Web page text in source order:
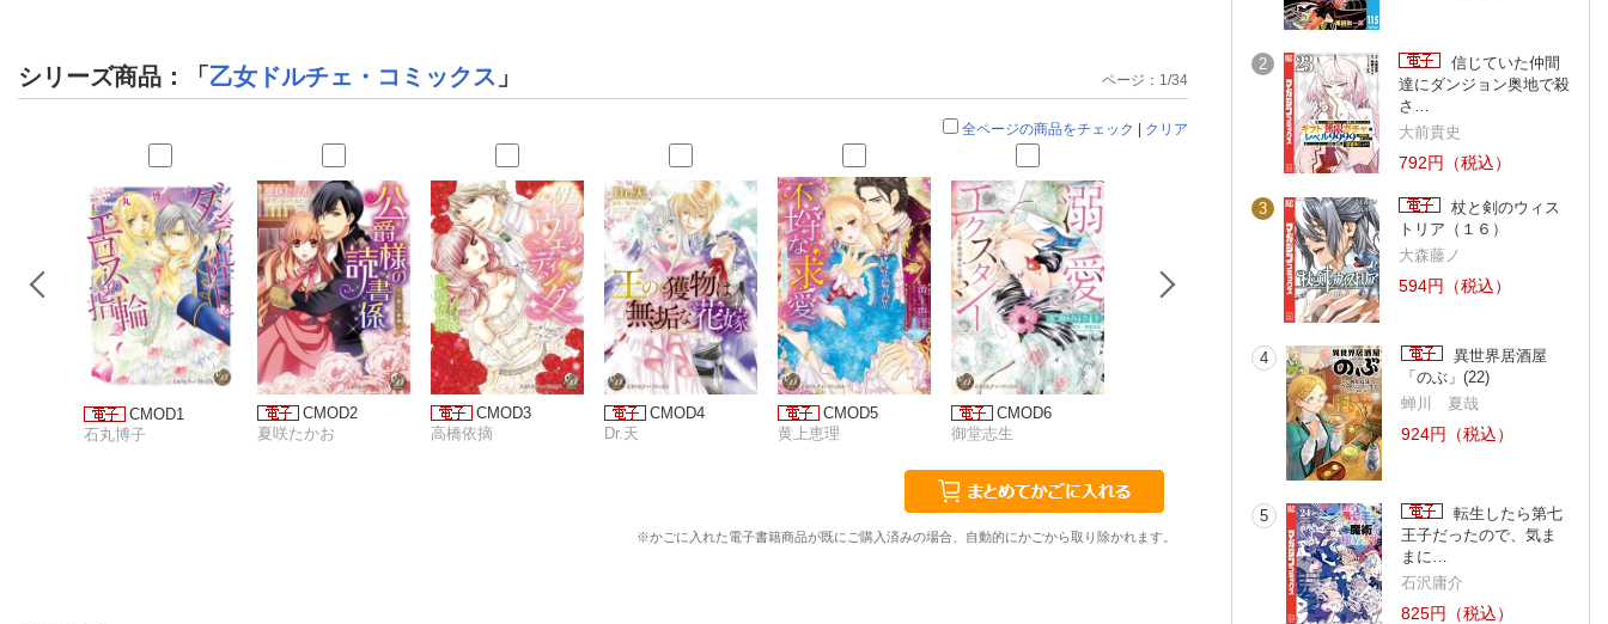
シリーズ商品：「 乙女ドルチェ・コミックス 」 ページ：1/34
全ページの商品をチェック クリア
CMOD1
石丸博子
CMOD2
夏咲たかお
CMOD3
高橋依摘
CMOD4
Dr.天
CMOD5
黄上恵理
CMOD6
御堂志生
CMOD8
ひなたみわ
八月やこ
※かごに入れた電子書籍商品が既にご購入済みの場合、自動的にかごから取り除かれます。
2
信じていた仲間
達にダンジョン奥地で殺
さ…
大前貴史
792円（税込）
3
杖と剣のウィス
トリア（１６）
大森藤ノ
594円（税込）
4
異世界居酒屋
「のぶ」(22)
蝉川 夏哉
924円（税込）
5
転生したら第七
王子だったので、気ま
まに…
石沢庸介
825円（税込）